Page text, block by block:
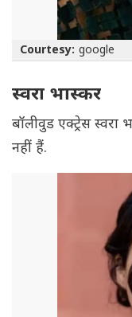
Courtesy: google
स्वरा भास्कर
बॉलीवुड एक्ट्रेस
नहीं हैं.